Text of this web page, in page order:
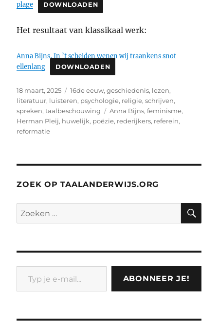
plage
DOWNLOADEN
Het resultaat van klassikaal werk:
Anna Bijns, In ’t scheiden wenen wij traankens snot
ellenlang
DOWNLOADEN
Geplaatst
op
18 maart, 2025 Categorieën
16de eeuw,geschiedenis, lezen,
literatuur, luisteren, psychologie, religie,schrijven,
spreken,taalbeschouwing Tags
Anna Bijns,feminisme,
Herman Pleij, huwelijk, poëzie, rederijkers, referein,
reformatie
ZOEK OP TAALANDERWIJS.ORG
Zoeken
naar:
Typ je e-mail...
ABONNEER JE!